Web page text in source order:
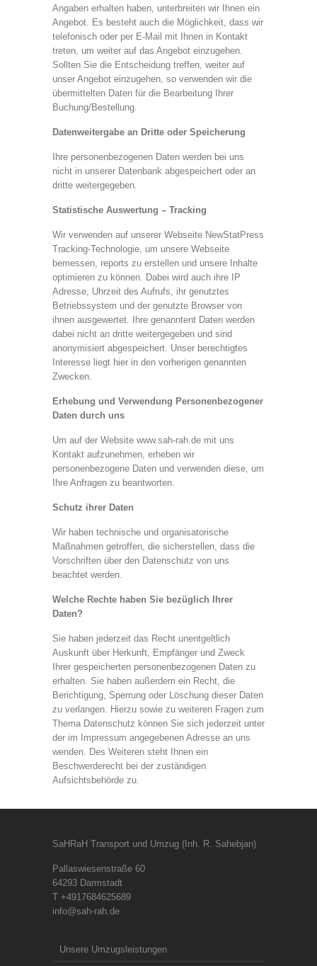
Angaben erhalten haben, unterbreiten wir Ihnen ein
Angebot. Es besteht auch die Möglichkeit, dass wir
telefonisch oder per E-Mail mit Ihnen in Kontakt
treten, um weiter auf das Angebot einzugehen.
Sollten Sie die Entscheidung treffen, weiter auf
unser Angebot einzugehen, so verwenden wir die
übermittelten Daten für die Bearbeitung Ihrer
Buchung/Bestellung.
Datenweitergabe an Dritte oder Speicherung
Ihre personenbezogenen Daten werden bei uns
nicht in unserer Datenbank abgespeichert oder an
dritte weitergegeben.
Statistische Auswertung – Tracking
Wir verwenden auf unserer Webseite NewStatPress
Tracking-Technologie, um unsere Webseite
bemessen, reports zu erstellen und unsere Inhalte
optimieren zu können. Dabei wird auch ihre IP
Adresse, Uhrzeit des Aufrufs, ihr genutztes
Betriebssystem und der genutzte Browser von
ihnen ausgewertet. Ihre genanntent Daten werden
dabei nicht an dritte weitergegeben und sind
anonymisiert abgespeichert. Unser berechtigtes
Interesse liegt hier in den vorherigen genannten
Zwecken.
Erhebung und Verwendung Personenbezogener
Daten durch uns
Um auf der Website www.sah-rah.de mit uns
Kontakt aufzunehmen, erheben wir
personenbezogene Daten und verwenden diese, um
Ihre Anfragen zu beantworten.
Schutz ihrer Daten
Wir haben technische und organisatorische
Maßnahmen getroffen, die sicherstellen, dass die
Vorschriften über den Datenschutz von uns
beachtet werden.
Welche Rechte haben Sie bezüglich Ihrer
Daten?
Sie haben jederzeit das Recht unentgeltlich
Auskunft über Herkunft, Empfänger und Zweck
Ihrer gespeicherten personenbezogenen Daten zu
erhalten. Sie haben außerdem ein Recht, die
Berichtigung, Sperrung oder Löschung dieser Daten
zu verlangen. Hierzu sowie zu weiteren Fragen zum
Thema Datenschutz können Sie sich jederzeit unter
der im Impressum angegebenen Adresse an uns
wenden. Des Weiteren steht Ihnen ein
Beschwerderecht bei der zuständigen
Aufsichtsbehörde zu.
SaHRaH Transport und Umzug (Inh. R. Sahebjan)
Pallaswiesenstraße 60
64293 Darmstadt
T +4917684625689
info@sah-rah.de
Unsere Umzugsleistungen